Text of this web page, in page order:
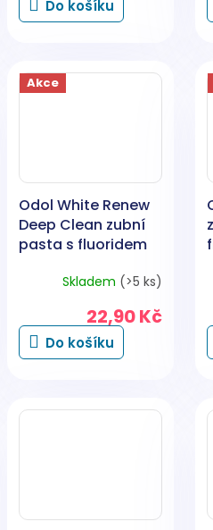
Do košíku
Akce
Odol White Renew
Deep Clean zubní
pasta s fluoridem
Skladem (>5 ks)
22,90 Kč
Do košíku